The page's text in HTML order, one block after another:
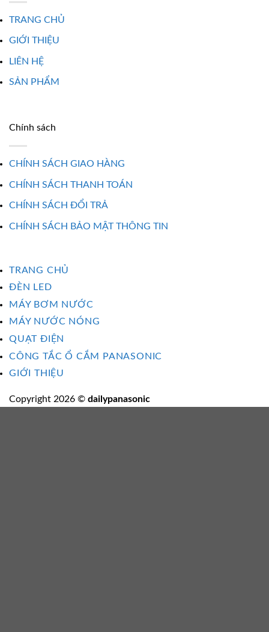
TRANG CHỦ
GIỚI THIỆU
LIÊN HỆ
SẢN PHẨM
Chính sách
CHÍNH SÁCH GIAO HÀNG
CHÍNH SÁCH THANH TOÁN
CHÍNH SÁCH ĐỔI TRẢ
CHÍNH SÁCH BẢO MẬT THÔNG TIN
TRANG CHỦ
ĐÈN LED
MÁY BƠM NƯỚC
MÁY NƯỚC NÓNG
QUẠT ĐIỆN
CÔNG TẮC Ổ CẮM PANASONIC
GIỚI THIỆU
Copyright 2026 © dailypanasonic